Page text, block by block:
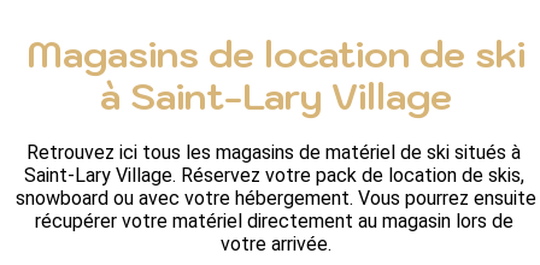
Magasins de location de ski
à Saint-Lary Village
Retrouvez ici tous les magasins de matériel de ski situés à
Saint-Lary Village. Réservez votre pack de location de skis,
snowboard ou avec votre hébergement. Vous pourrez ensuite
récupérer votre matériel directement au magasin lors de
votre arrivée.